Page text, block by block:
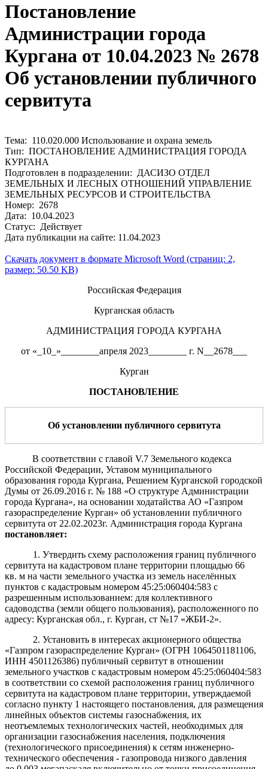
Постановление
Администрации города
Кургана от 10.04.2023 № 2678
Об установлении публичного
сервитута
Тема: 110.020.000 Использование и охрана земель
Тип: ПОСТАНОВЛЕНИЕ АДМИНИСТРАЦИЯ ГОРОДА
КУРГАНА
Подготовлен в подразделении: ДАСИЗО ОТДЕЛ
ЗЕМЕЛЬНЫХ И ЛЕСНЫХ ОТНОШЕНИЙ УПРАВЛЕНИЕ
ЗЕМЕЛЬНЫХ РЕСУРСОВ И СТРОИТЕЛЬСТВА
Номер: 2678
Дата: 10.04.2023
Статус: Действует
Дата публикации на сайте: 11.04.2023
Скачать документ в формате Microsoft Word (страниц: 2,
размер: 50.50 KB)
Российская Федерация
Курганская область
АДМИНИСТРАЦИЯ ГОРОДА КУРГАНА
от «_10_»________апреля 2023________ г. N__2678___
Курган
ПОСТАНОВЛЕНИЕ
Об установлении публичного сервитута
В соответствии с главой V.7 Земельного кодекса
Российской Федерации, Уставом муниципального
образования города Кургана, Решением Курганской городской
Думы от 26.09.2016 г. № 188 «О структуре Администрации
города Кургана», на основании ходатайства АО «Газпром
газораспределение Курган» об установлении публичного
сервитута от 22.02.2023г. Администрация города Кургана
постановляет:
1. Утвердить схему расположения границ публичного
сервитута на кадастровом плане территории площадью 66
кв. м на части земельного участка из земель населённых
пунктов с кадастровым номером 45:25:060404:583 с
разрешенным использованием: для коллективного
садоводства (земли общего пользования), расположенного по
адресу: Курганская обл., г. Курган, ст №17 «ЖБИ-2».
2. Установить в интересах акционерного общества
«Газпром газораспределение Курган» (ОГРН 1064501181106,
ИНН 4501126386) публичный сервитут в отношении
земельного участков с кадастровым номером 45:25:060404:583
в соответствии со схемой расположения границ публичного
сервитута на кадастровом плане территории, утверждаемой
согласно пункту 1 настоящего постановления, для размещения
линейных объектов системы газоснабжения, их
неотъемлемых технологических частей, необходимых для
организации газоснабжения населения, подключения
(технологического присоединения) к сетям инженерно-
технического обеспечения - газопровода низкого давления